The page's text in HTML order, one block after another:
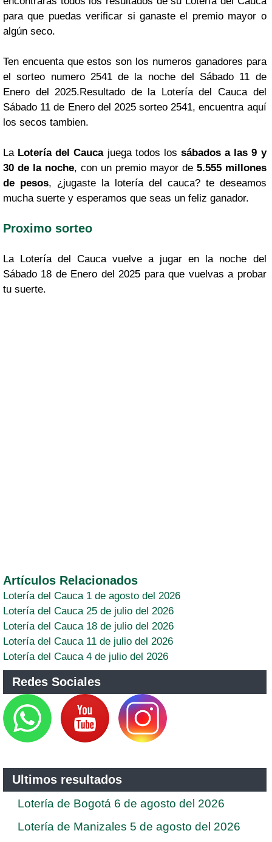
para que puedas verificar si ganaste el premio mayor o
algún seco.
Ten encuenta que estos son los numeros ganadores para
el sorteo numero 2541 de la noche del Sábado 11 de
Enero del 2025.Resultado de la Lotería del Cauca del
Sábado 11 de Enero del 2025 sorteo 2541, encuentra aquí
los secos tambien.
La Lotería del Caucajuega todos los sábados a las 9 y
30 de la noche, con un premio mayor de 5.555 millones
de pesos, ¿jugaste la lotería del cauca? te deseamos
mucha suerte y esperamos que seas un feliz ganador.
Proximo sorteo
La Lotería del Cauca vuelve a jugar en la noche del
Sábado 18 de Enero del 2025 para que vuelvas a probar
tu suerte.
Artículos Relacionados
Lotería del Cauca 1 de agosto del 2026
Lotería del Cauca 25 de julio del 2026
Lotería del Cauca 18 de julio del 2026
Lotería del Cauca 11 de julio del 2026
Lotería del Cauca 4 de julio del 2026
Redes Sociales
Ultimos resultados
Lotería de Bogotá 6 de agosto del 2026
Lotería de Manizales 5 de agosto del 2026